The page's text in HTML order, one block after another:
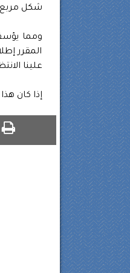
شكل
المقرر
علينا
إذا كان